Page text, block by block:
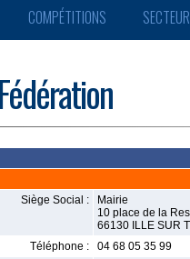
COMPÉTITIONS
Siège Social :
Mairie
10 place de la
66130 ILLE SUR
Téléphone :
04 68 05 35 99